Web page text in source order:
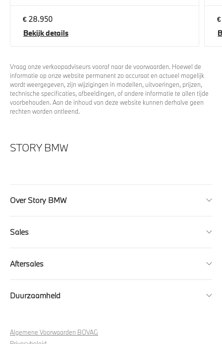
€ 28.950
Bekijk details
Vraag onze verkoopadviseurs vooraf naar de voorwaarden. Hoewel de
informatie op onze website permanent zo accuraat en actueel mogelijk
wordt weergegeven, zijn wijzigingen in modellen, uitvoeringen, prijzen,
technische specificaties, afbeeldingen, of andere informatie te allen tijde
voorbehouden. Aan de inhoud van deze website kunnen derhalve geen
rechten worden ontleend.
STORY BMW
Over Story BMW
Sales
Aftersales
Duurzaamheid
Algemene Voorwaarden BOVAG